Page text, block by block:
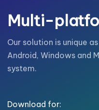
Multi-
Our solution is unique
Android, Windows and
system.
Download for: